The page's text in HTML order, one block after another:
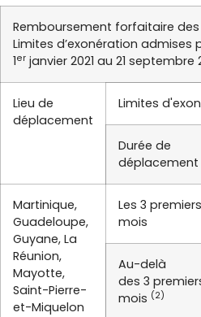
Remboursement forfaitaire
Limites d’exonération admises
1er janvier 2021 au 21 septembre
Lieu de
déplacement
Limites
Durée de
déplacement
Martinique,
Guadeloupe,
Guyane, La
Réunion,
Mayotte,
Saint-Pierre-
et-Miquelon
Les 3 premiers
mois
Au-delà
des 3
mois (2)